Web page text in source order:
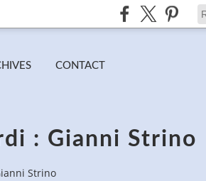
CONTACT
: Gianni Strino
Strino